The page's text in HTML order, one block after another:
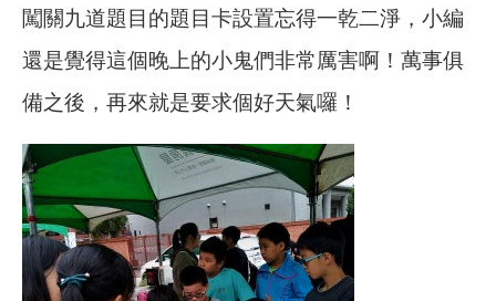
闖關九道題目的題目卡設置忘得一乾二淨，小編
還是覺得這個晚上的小鬼們非常厲害啊！萬事俱
備之後，再來就是要求個好天氣囉！